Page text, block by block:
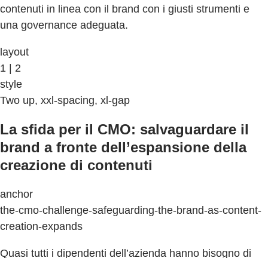
contenuti in linea con il brand con i giusti strumenti e
una governance adeguata.
layout
1 | 2
style
Two up, xxl-spacing, xl-gap
La sfida per il CMO: salvaguardare il
brand a fronte dell’espansione della
creazione di contenuti
anchor
the-cmo-challenge-safeguarding-the-brand-as-content-
creation-expands
Quasi tutti i dipendenti dell’azienda hanno bisogno di